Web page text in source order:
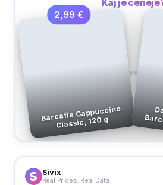
2,99 €
Barcaffe Cappuccino
Classic, 120 g
VS
Sivix
Real Prices. Real Data